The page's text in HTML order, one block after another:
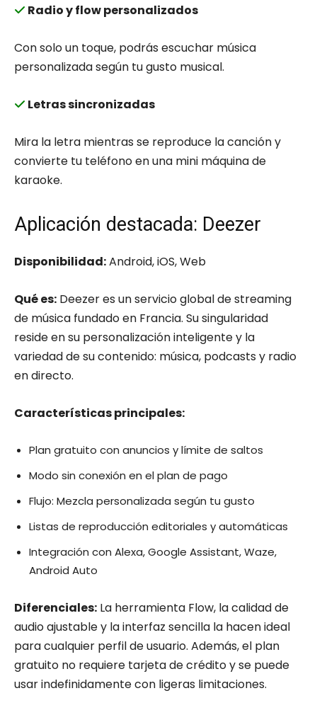
Radio y flow personalizados
Con solo un toque, podrás escuchar música
personalizada según tu gusto musical.
Letras sincronizadas
Mira la letra mientras se reproduce la canción y
convierte tu teléfono en una mini máquina de
karaoke.
Aplicación destacada: Deezer
Disponibilidad:Android, iOS, Web
Qué es: Deezer es un servicio global de streaming
de música fundado en Francia. Su singularidad
reside en su personalización inteligente y la
variedad de su contenido: música, podcasts y radio
en directo.
Características principales:
Plan gratuito con anuncios y límite de saltos
Modo sin conexión en el plan de pago
Flujo: Mezcla personalizada según tu gusto
Listas de reproducción editoriales y automáticas
Integración con Alexa, Google Assistant, Waze,
Android Auto
Diferenciales: La herramienta Flow, la calidad de
audio ajustable y la interfaz sencilla la hacen ideal
para cualquier perfil de usuario. Además, el plan
gratuito no requiere tarjeta de crédito y se puede
usar indefinidamente con ligeras limitaciones.